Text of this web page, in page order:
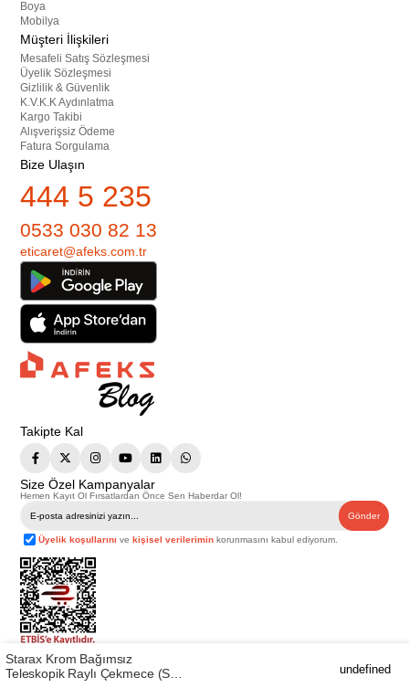
Boya
Mobilya
Müşteri İlişkileri
Mesafeli Satış Sözleşmesi
Üyelik Sözleşmesi
Gizlilik & Güvenlik
K.V.K.K Aydınlatma
Kargo Takibi
Alışverişsiz Ödeme
Fatura Sorgulama
Bize Ulaşın
444 5 235
0533 030 82 13
eticaret@afeks.com.tr
Takipte Kal
Size Özel Kampanyalar
Hemen Kayıt Ol Fırsatlardan Önce Sen Haberdar Ol!
Gönder
Üyelik koşullarını vekişisel verilerimin korunmasını kabul ediyorum.
Telif Hakkı © 2026
. Tüm hakları saklıdır.
Bu web sitesindeki tüm ürünler ticari amaçlıdır. Web sitemizde yer alan
Starax Krom Bağımsız
Teleskopik Raylı Çekmece (S-
undefined